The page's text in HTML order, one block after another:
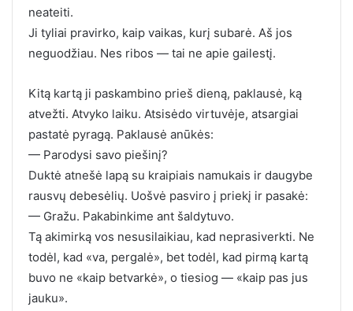
neateiti.
Ji tyliai pravirko, kaip vaikas, kurį subarė. Aš jos
neguodžiau. Nes ribos — tai ne apie gailestį.
Kitą kartą ji paskambino prieš dieną, paklausė, ką
atvežti. Atvyko laiku. Atsisėdo virtuvėje, atsargiai
pastatė pyragą. Paklausė anūkės:
— Parodysi savo piešinį?
Duktė atnešė lapą su kraipiais namukais ir daugybe
rausvų debesėlių. Uošvė pasviro į priekį ir pasakė:
— Gražu. Pakabinkime ant šaldytuvo.
Tą akimirką vos nesusilaikiau, kad neprasiverkti. Ne
todėl, kad «va, pergalė», bet todėl, kad pirmą kartą
buvo ne «kaip betvarkė», o tiesiog — «kaip pas jus
jauku».